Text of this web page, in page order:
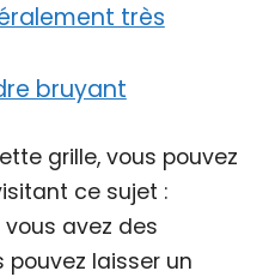
très
bruyant
grille, vous pouvez
ce sujet :
vous avez des
laisser un